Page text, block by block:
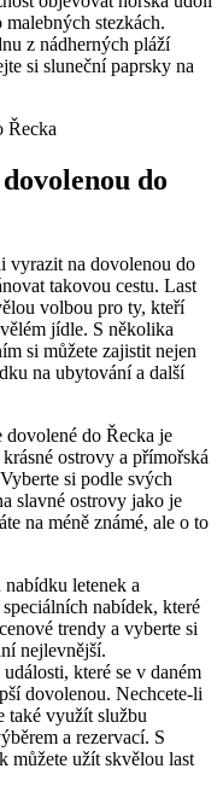
malebných stezkách.
z nádherných pláží
si sluneční paprsky na
do
vyrazit na dovolenou do
takovou cestu. Last
volbou pro ty, kteří
jídle. S několika
si můžete zajistit nejen
na ubytování a další
do Řecka je
ostrovy a přímořská
si podle svých
slavné ostrovy jako je
na méně známé, ale o to
letenek a
nabídek, které
trendy a vyberte si
nejlevnější.
které se v daném
dovolenou. Nechcete-li
také využít službu
a rezervací. S
můžete užít skvělou last